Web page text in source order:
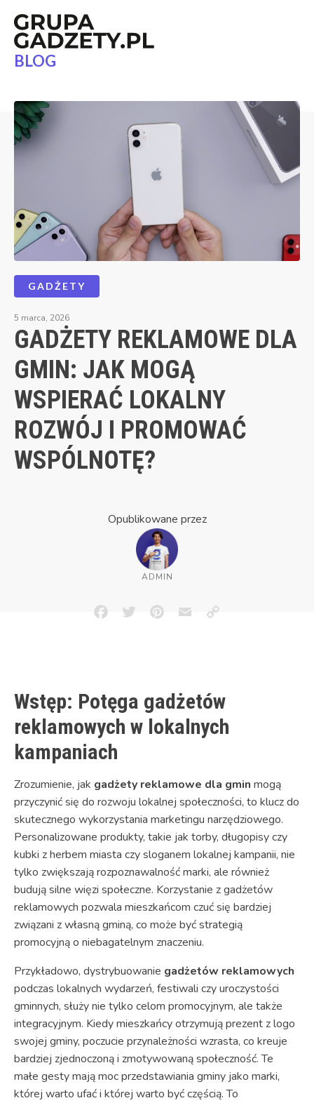
BLOG
GADŻETY
5 marca, 2026
GADŻETY REKLAMOWE DLA
GMIN: JAK MOGĄ
WSPIERAĆ LOKALNY
ROZWÓJ I PROMOWAĆ
WSPÓLNOTĘ?
Opublikowane przez
ADMIN
FacebookTwitterPinterestEmailCopy
Wstęp: Potęga gadżetów
reklamowych w lokalnych
kampaniach
Zrozumienie, jak gadżety reklamowe dla gmin mogą
przyczynić się do rozwoju lokalnej społeczności, to klucz do
skutecznego wykorzystania marketingu narzędziowego.
Personalizowane produkty, takie jak torby, długopisy czy
kubki z herbem miasta czy sloganem lokalnej kampanii, nie
tylko zwiększają rozpoznawalność marki, ale również
budują silne więzi społeczne. Korzystanie z gadżetów
reklamowych pozwala mieszkańcom czuć się bardziej
związani z własną gminą, co może być strategią
promocyjną o niebagatelnym znaczeniu.
Przykładowo, dystrybuowanie gadżetów reklamowych
podczas lokalnych wydarzeń, festiwali czy uroczystości
gminnych, służy nie tylko celom promocyjnym, ale także
integracyjnym. Kiedy mieszkańcy otrzymują prezent z logo
swojej gminy, poczucie przynależności wzrasta, co kreuje
bardziej zjednoczoną i zmotywowaną społeczność. Te
małe gesty mają moc przedstawiania gminy jako marki,
której warto ufać i której warto być częścią. To